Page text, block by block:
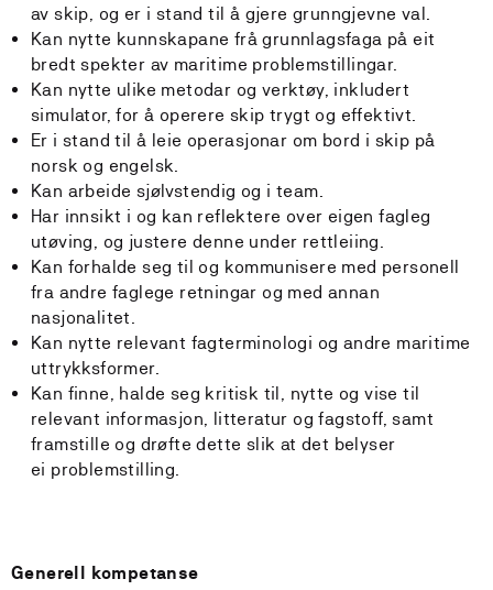
av skip, og er i stand til å gjere grunngjevne val.
Kan nytte kunnskapane frå grunnlagsfaga på eit
bredt spekter av maritime problemstillingar.
Kan nytte ulike metodar og verktøy, inkludert
simulator, for å operere skip trygt og effektivt.
Er i stand til å leie operasjonar om bord i skip på
norsk og engelsk.
Kan arbeide sjølvstendig og i team.
Har innsikt i og kan reflektere over eigen fagleg
utøving, og justere denne under rettleiing.
Kan forhalde seg til og kommunisere med personell
fra andre faglege retningar og med annan
nasjonalitet.
Kan nytte relevant fagterminologi og andre maritime
uttrykksformer.
Kan finne, halde seg kritisk til, nytte og vise til
relevant informasjon, litteratur og fagstoff, samt
framstille og drøfte dette slik at det belyser
ei problemstilling.
Generell kompetanse